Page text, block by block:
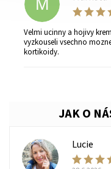
M
Velmi ucinny a hojivy
vyzkouseli vsechno
kortikoidy.
L
Lucie